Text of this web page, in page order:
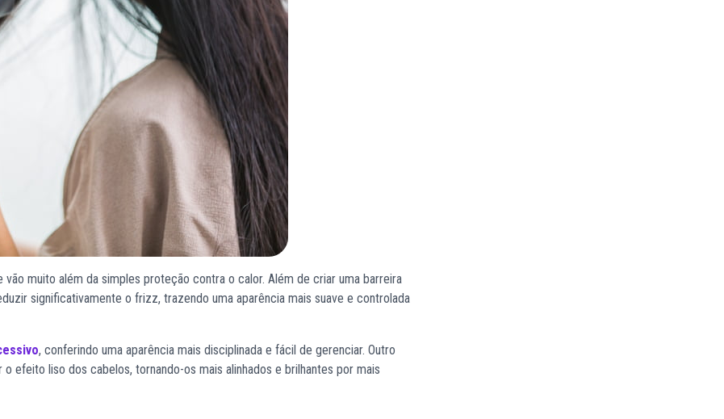
muito além da simples proteção contra o calor. Além de criar uma barreira
significativamente o frizz, trazendo uma aparência mais suave e controlada
, conferindo uma aparência mais disciplinada e fácil de gerenciar. Outro
efeito liso dos cabelos, tornando-os mais alinhados e brilhantes por mais